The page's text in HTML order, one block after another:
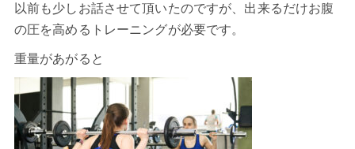
以前も少しお話させて頂いたのですが、出来るだけお腹
の圧を高めるトレーニングが必要です。
重量があがると